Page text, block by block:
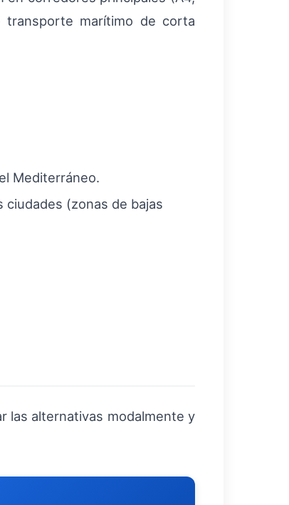
transporte marítimo de corta
Mediterráneo.
(zonas de bajas
las alternativas modalmente y